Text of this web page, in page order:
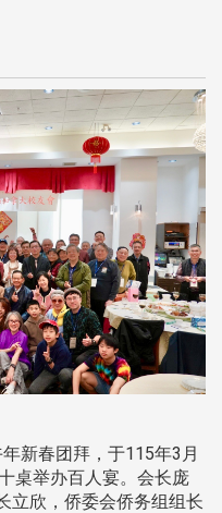
新春团拜，于115年3月
桌举办百人宴。会长庞
立欣，侨委会侨务组组长